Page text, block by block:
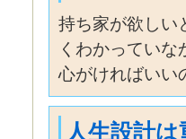
持ち家が欲しい
くわかってい
心がければいい
人生設計